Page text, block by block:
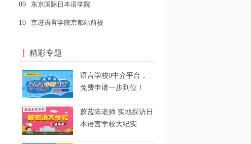
09 东京国际日本语学院
10 京进语言学院京都站前校
精彩专题
语言学校0中介平台，
免费申请一步到位！
蔚蓝陈老师 实地探访日
本语言学校大纪实